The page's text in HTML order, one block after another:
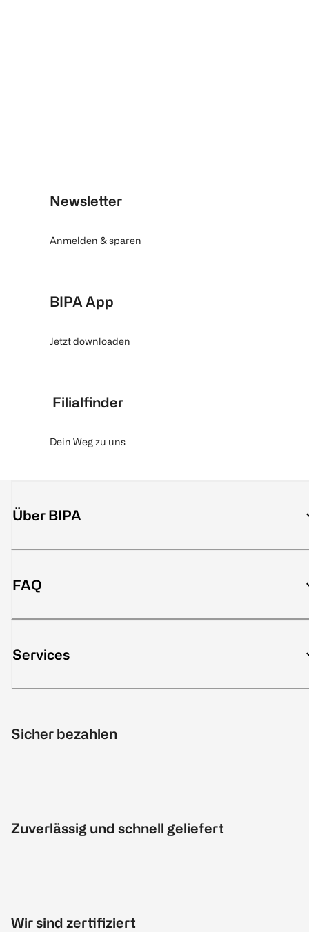
Newsletter
Anmelden & sparen
BIPA App
Jetzt downloaden
Filialfinder
Dein Weg zu uns
Über BIPA
FAQ
Services
Sicher bezahlen
Zuverlässig und schnell geliefert
Wir sind zertifiziert